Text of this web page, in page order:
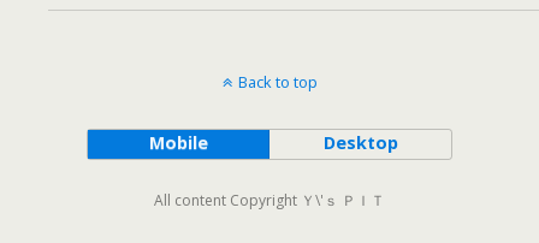
Back to top
Mobile Desktop
All content Copyright Ｙ\'ｓ ＰＩＴ